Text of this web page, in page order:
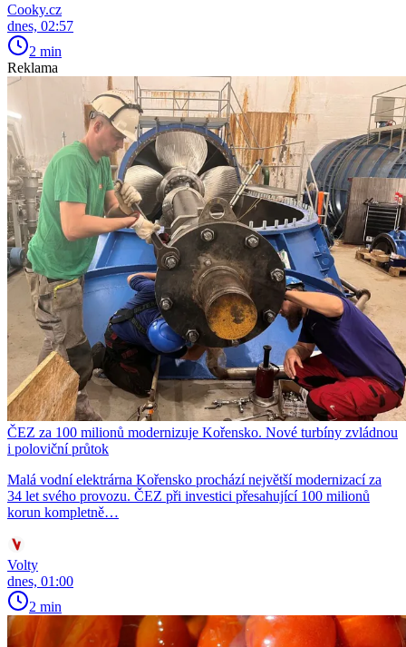
Cooky.cz
dnes, 02:57
2 min
Reklama
ČEZ za 100 milionů modernizuje Kořensko. Nové turbíny zvládnou
i poloviční průtok
Malá vodní elektrárna Kořensko prochází největší modernizací za
34 let svého provozu. ČEZ při investici přesahující 100 milionů
korun kompletně…
Volty
dnes, 01:00
2 min